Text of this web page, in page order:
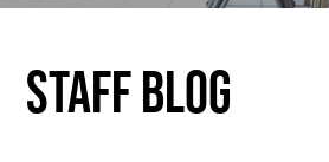
- スタッフ紹介
FOOD
STAFF BLOG